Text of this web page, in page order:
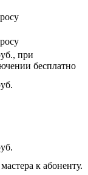
при
бесплатно
к абоненту.